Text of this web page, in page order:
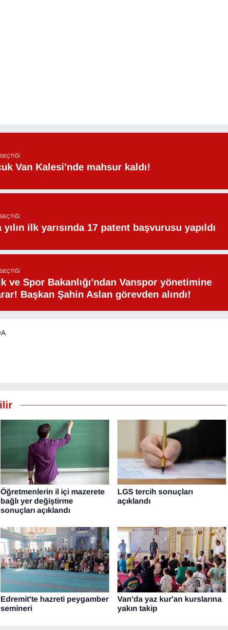
Van Kalesi'nde mahsur kaldı!
yılın ilk yarısında 17 patent başvurusu yapıldı
ve Spor Bakanlığı'ndan Vanspor yönetimine
Başkan Şahin Aslan görevden alındı!
Öğretmenlerin il içi mazerete
bağlı yer değiştirme
sonuçları açıklandı
LGS tercih sonuçları
açıklandı
Edremit'te hazreti peygamber
semineri
Van'da yaz kur'an kurslarına
yakın takip